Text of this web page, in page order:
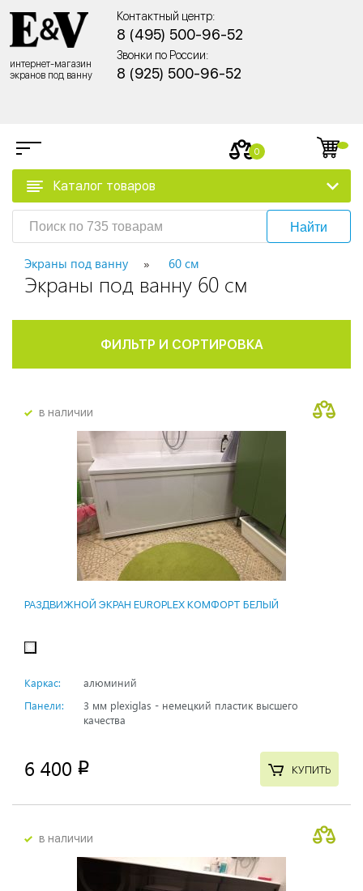
интернет-магазин
экранов под ванну
Контактный центр:
8 (495) 500-96-52
Звонки по России:
8 (925) 500-96-52
0
Каталог товаров
Найти
Экраны под ванну 60 см
Экраны под ванну 60 см
ФИЛЬТР И СОРТИРОВКА
в наличии
РАЗДВИЖНОЙ ЭКРАН EUROPLEX КОМФОРТ БЕЛЫЙ
Каркас:
алюминий
Панели:
3 мм plexiglas - немецкий пластик высшего
качества
6 400 p КУПИТЬ
в наличии